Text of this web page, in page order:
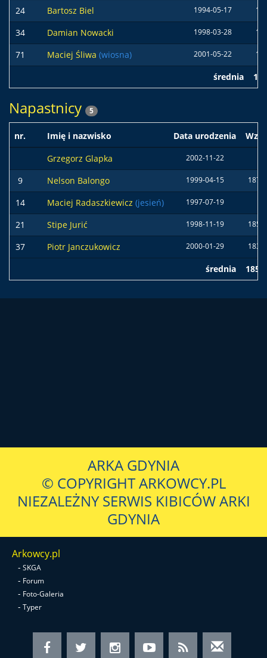
24 Bartosz Biel 1994-05-17
34 Damian Nowacki 1998-03-28
71 Maciej Śliwa (wiosna) 2001-05-22
średnia
Napastnicy 5
nr. Imię i nazwisko Data urodzenia
Grzegorz Glapka
2002-11-22
9 Nelson Balongo 1999-04-15 187
14 Maciej Radaszkiewicz (jesień) 1997-07-19
21 Stipe Jurić 1998-11-19 185
37 Piotr Janczukowicz 2000-01-29 183
średnia 185
ARKA GDYNIA
© COPYRIGHT ARKOWCY.PL
NIEZALEŻNY SERWIS KIBICÓW ARKI
GDYNIA
Arkowcy.pl
- SKGA
- Forum
- Foto-Galeria
- Typer